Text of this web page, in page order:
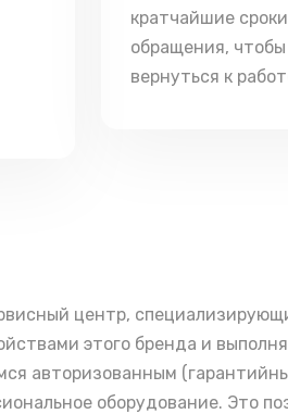
кратчайшие
обращения,
вернуться к
центр,
этого бренда и
авторизованным
оборудование. Это